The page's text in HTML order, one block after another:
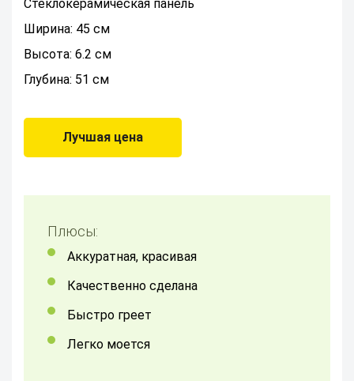
Стеклокерамическая панель
Ширина: 45 см
Высота: 6.2 см
Глубина: 51 см
Лучшая цена
Плюсы:
Аккуратная, красивая
Качественно сделана
Быстро греет
Легко моется